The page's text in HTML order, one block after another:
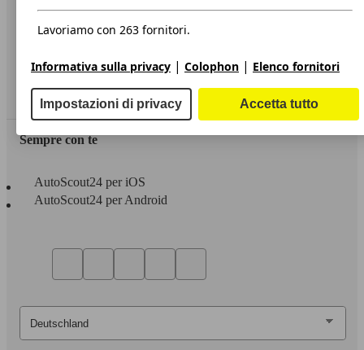
Privacy
Dichiarazione di Accessibilità
Servizi
Area rivenditori
Sempre con te
AutoScout24 per iOS
AutoScout24 per Android
Lavoriamo con 263 fornitori.
Informativa sulla privacy | Colophon | Elenco fornitori
Impostazioni di privacy Accetta tutto